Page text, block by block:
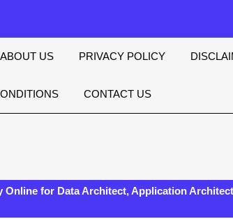
ABOUT US PRIVACY POLICY
CONTACT US
Online for Data Architect, Application